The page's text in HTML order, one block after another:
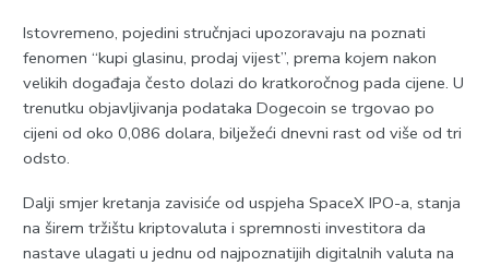
Istovremeno, pojedini stručnjaci upozoravaju na poznati
fenomen “kupi glasinu, prodaj vijest”, prema kojem nakon
velikih događaja često dolazi do kratkoročnog pada cijene. U
trenutku objavljivanja podataka Dogecoin se trgovao po
cijeni od oko 0,086 dolara, bilježeći dnevni rast od više od tri
odsto.
Dalji smjer kretanja zavisiće od uspjeha SpaceX IPO-a, stanja
na širem tržištu kriptovaluta i spremnosti investitora da
nastave ulagati u jednu od najpoznatijih digitalnih valuta na